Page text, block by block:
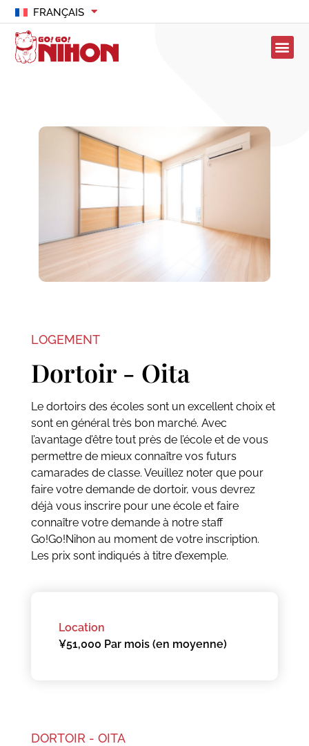
FRANÇAIS
LOGEMENT
Dortoir - Oita
Le dortoirs des écoles sont un excellent choix et
sont en général très bon marché. Avec
l’avantage d’être tout près de l’école et de vous
permettre de mieux connaître vos futurs
camarades de classe. Veuillez noter que pour
faire votre demande de dortoir, vous devrez
déjà vous inscrire pour une école et faire
connaître votre demande à notre staff
Go!Go!Nihon au moment de votre inscription.
Les prix sont indiqués à titre d’exemple.
Location
¥51,000 Par mois (en moyenne)
DORTOIR - OITA